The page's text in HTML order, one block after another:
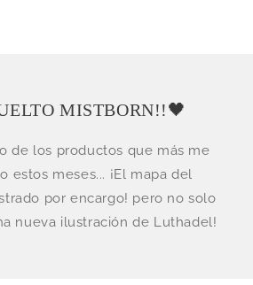
MISTBORN!!🖤
de los productos que más me
estos meses... ¡El mapa del
por encargo! pero no solo
nueva ilustración de Luthadel!